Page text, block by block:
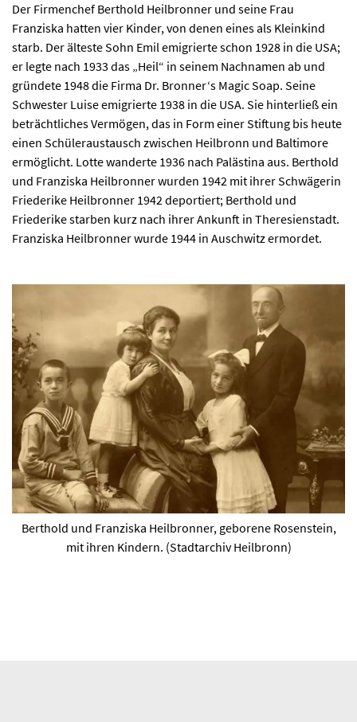
Der Firmenchef Berthold Heilbronner und seine Frau
Franziska hatten vier Kinder, von denen eines als Kleinkind
starb. Der älteste Sohn Emil emigrierte schon 1928 in die USA;
er legte nach 1933 das „Heil“ in seinem Nachnamen ab und
gründete 1948 die Firma Dr. Bronner‘s Magic Soap. Seine
Schwester Luise emigrierte 1938 in die USA. Sie hinterließ ein
beträchtliches Vermögen, das in Form einer Stiftung bis heute
einen Schüleraustausch zwischen Heilbronn und Baltimore
ermöglicht. Lotte wanderte 1936 nach Palästina aus. Berthold
und Franziska Heilbronner wurden 1942 mit ihrer Schwägerin
Friederike Heilbronner 1942 deportiert; Berthold und
Friederike starben kurz nach ihrer Ankunft in Theresienstadt.
Franziska Heilbronner wurde 1944 in Auschwitz ermordet.
Berthold und Franziska Heilbronner, geborene Rosenstein,
mit ihren Kindern. (Stadtarchiv Heilbronn)